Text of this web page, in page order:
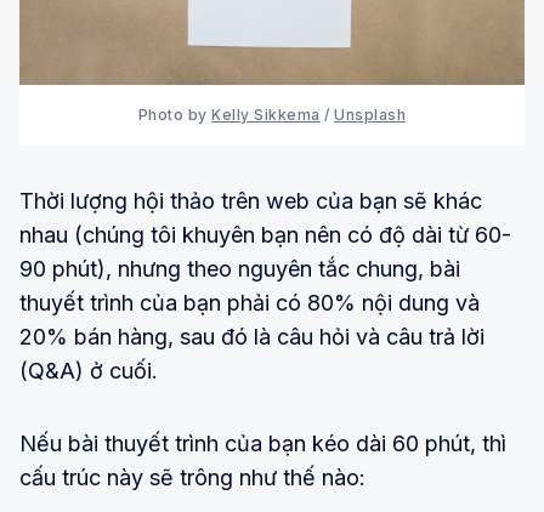
Photo byKelly Sikkema /Unsplash
Thời lượng hội thảo trên web của bạn sẽ khác
nhau (chúng tôi khuyên bạn nên có độ dài từ 60-
90 phút), nhưng theo nguyên tắc chung, bài
thuyết trình của bạn phải có 80% nội dung và
20% bán hàng, sau đó là câu hỏi và câu trả lời
(Q&A) ở cuối.
Nếu bài thuyết trình của bạn kéo dài 60 phút, thì
cấu trúc này sẽ trông như thế nào: